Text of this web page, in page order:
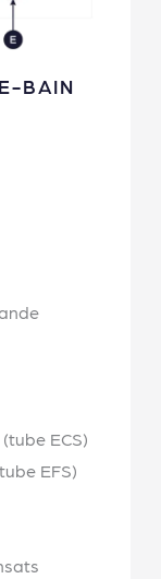
BAIN
ECS)
EFS)